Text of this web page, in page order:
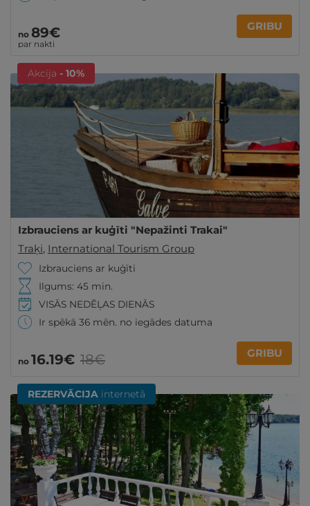
no 89€
par nakti
GRIBU
Akcija - 10%
Izbrauciens ar kuģīti "Nepažinti Trakai"
Traķi, International Tourism Group
Izbrauciens ar kuģīti
Ilgums: 45 min.
VISĀS NEDĒĻAS DIENĀS
Ir spēkā 36 mēn. no iegādes datuma
no 16.19€ 18€ GRIBU
REZERVĀCIJA internetā